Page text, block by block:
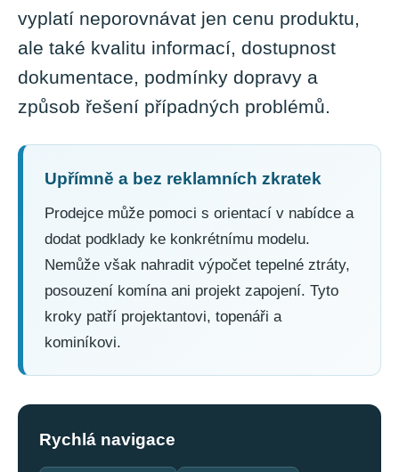
vyplatí neporovnávat jen cenu produktu,
ale také kvalitu informací, dostupnost
dokumentace, podmínky dopravy a
způsob řešení případných problémů.
Upřímně a bez reklamních zkratek
Prodejce může pomoci s orientací v nabídce a
dodat podklady ke konkrétnímu modelu.
Nemůže však nahradit výpočet tepelné ztráty,
posouzení komína ani projekt zapojení. Tyto
kroky patří projektantovi, topenáři a
kominíkovi.
Rychlá navigace
D
o
p
o
r
u
u
KOTEL
KALORITHERM
CZECHOSLOVAK
EDITION
25KW
ZA
DAKON
DOR
F20,
DOR